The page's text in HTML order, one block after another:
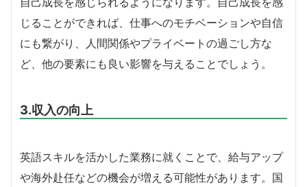
じることができれば、仕事へのモチベーションや自信
にも繋がり、人間関係やプライベートの過ごし方な
ど、他の要素にも良い影響を与えることでしょう。
3.収入の向上
英語スキルを活かした業務に就くことで、給与アップ
や海外赴任などの機会が増える可能性があります。国